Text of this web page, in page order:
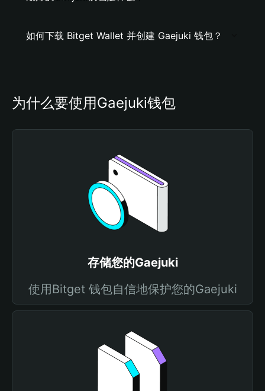
如何下载 Bitget Wallet 并创建 Gaejuki 钱包？
为什么要使用Gaejuki钱包
存储您的Gaejuki
使用Bitget 钱包自信地保护您的Gaejuki